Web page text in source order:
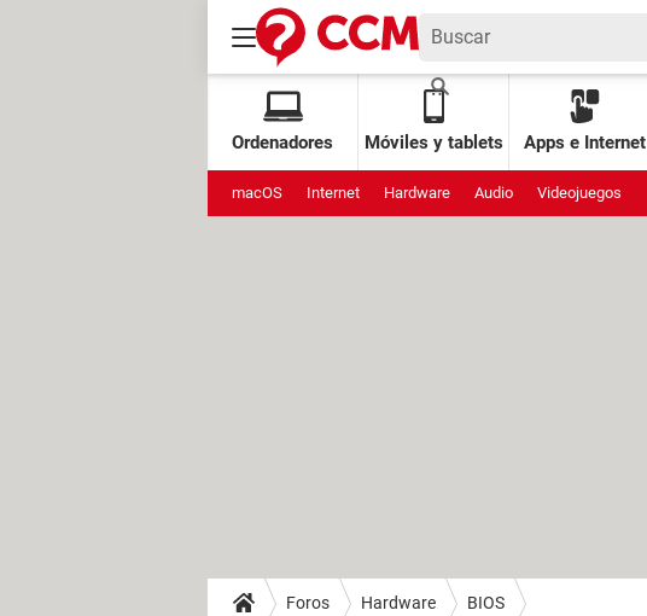
Ordenadores Móviles y tablets Apps e Internet
macOS Internet Hardware Audio Videojuegos
Foros Hardware BIOS